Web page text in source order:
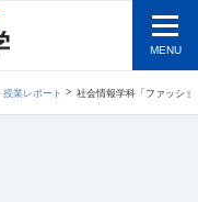
MENU
授業レポート 社会情報学科「ファッションブランド・ケーススタ